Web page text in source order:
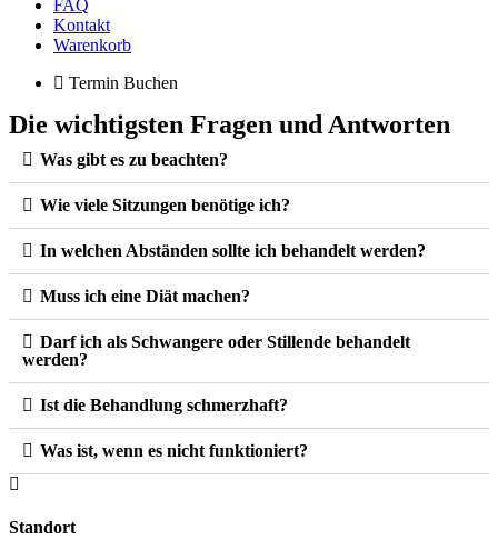
FAQ
Kontakt
Warenkorb
Termin Buchen
Die wichtigsten Fragen und Antworten
Was gibt es zu beachten?
Wie viele Sitzungen benötige ich?
In welchen Abständen sollte ich behandelt werden?
Muss ich eine Diät machen?
Darf ich als Schwangere oder Stillende behandelt
werden?
Ist die Behandlung schmerzhaft?
Was ist, wenn es nicht funktioniert?
Standort